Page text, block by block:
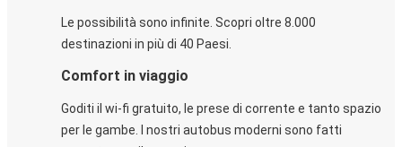
Le possibilità sono infinite. Scopri oltre 8.000
destinazioni in più di 40 Paesi.
Comfort in viaggio
Goditi il wi-fi gratuito, le prese di corrente e tanto spazio
per le gambe. I nostri autobus moderni sono fatti